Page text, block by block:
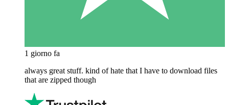
1 giorno fa
always great stuff. kind of hate that I have to download files
that are zipped though